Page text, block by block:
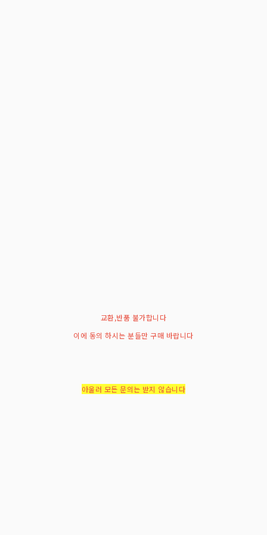
교환,반품 불가합니다
이에 동의 하시는 분들만 구매 바랍니다
아울러 모든 문의는 받지 않습니다